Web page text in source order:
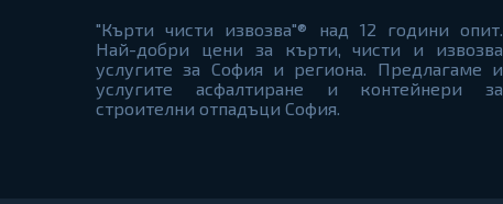
"Кърти чисти извозва"® над 12 години опит.
Най-добри цени за кърти, чисти и извозва
услугите за София и региона. Предлагаме и
услугите асфалтиране и контейнери за
строителни отпадъци София.